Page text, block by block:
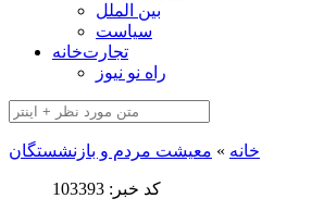
بین الملل
سیاست
تجارت‌خانه
راه نو نیوز
خانه » معیشت مردم و بازنشستگان
کد خبر: 103393